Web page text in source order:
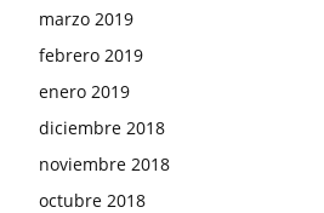
marzo 2019
febrero 2019
enero 2019
diciembre 2018
noviembre 2018
octubre 2018